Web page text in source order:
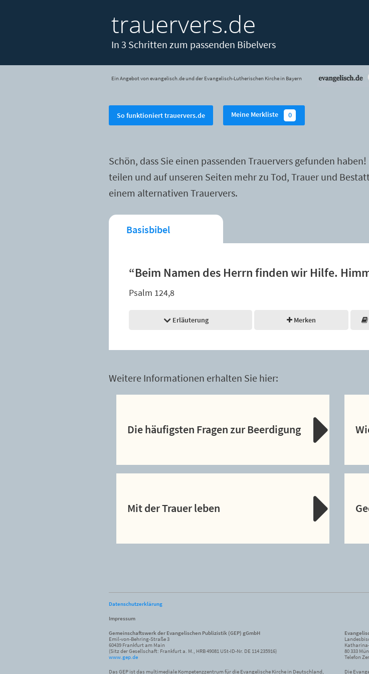
trauervers.de
In 3 Schritten zum passenden Bibelvers
Ein Angebot von evangelisch.de und der Evangelisch-Lutherischen Kirche in Bayern
So funktioniert trauervers.de Meine Merkliste 0
Schön, dass Sie einen passenden Trauervers gefunden
teilen und auf unseren Seiten mehr zu Tod, Trauer und
einem alternativen Trauervers.
Basisbibel
“Beim Namen des Herrn finden wir Hilfe.
Psalm 124,8
Erläuterung Merken
Weitere Informationen erhalten Sie hier:
Die häufigsten Fragen zur Beerdigung
Mit der Trauer leben
Datenschutzerklärung
Impressum
Gemeinschaftswerk der Evangelischen Publizistik (GEP) gGmbH
Emil-von-Behring-Straße 3
60439 Frankfurt am Main
(Sitz der Gesellschaft: Frankfurt a. M., HRB 49081 USt-ID-Nr. DE 114 235916)
www.gep.de
Das GEP ist das multimediale Kompetenzzentrum für die Evangelische Kirche in Deutschland,
80 333
Telefon
Die